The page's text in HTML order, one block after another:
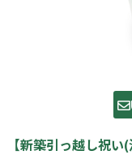
【新築引っ越し祝い